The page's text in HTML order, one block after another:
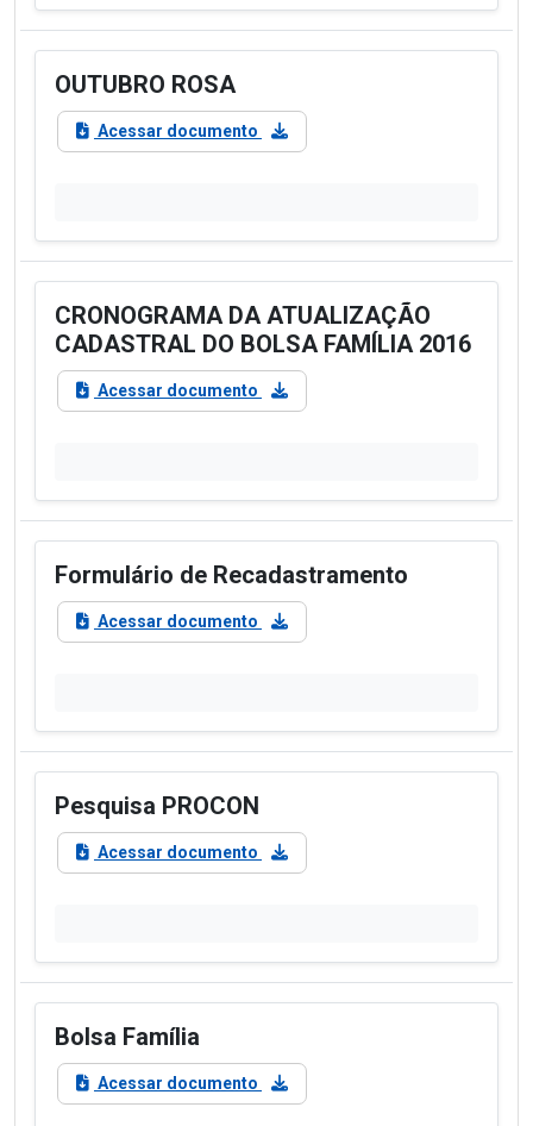
OUTUBRO ROSA
Acessar documento
CRONOGRAMA DA ATUALIZAÇÃO
CADASTRAL DO BOLSA FAMÍLIA 2016
Acessar documento
Formulário de Recadastramento
Acessar documento
Pesquisa PROCON
Acessar documento
Bolsa Família
Acessar documento